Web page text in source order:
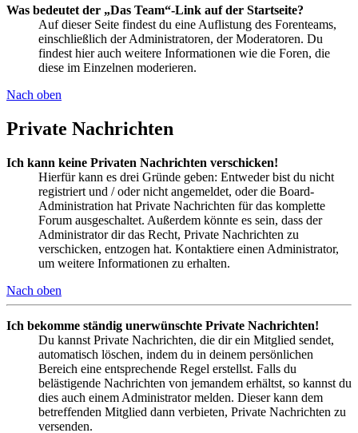
Was bedeutet der „Das Team“-Link auf der Startseite?
Auf dieser Seite findest du eine Auflistung des Forenteams,
einschließlich der Administratoren, der Moderatoren. Du
findest hier auch weitere Informationen wie die Foren, die
diese im Einzelnen moderieren.
Nach oben
Private Nachrichten
Ich kann keine Privaten Nachrichten verschicken!
Hierfür kann es drei Gründe geben: Entweder bist du nicht
registriert und / oder nicht angemeldet, oder die Board-
Administration hat Private Nachrichten für das komplette
Forum ausgeschaltet. Außerdem könnte es sein, dass der
Administrator dir das Recht, Private Nachrichten zu
verschicken, entzogen hat. Kontaktiere einen Administrator,
um weitere Informationen zu erhalten.
Nach oben
Ich bekomme ständig unerwünschte Private Nachrichten!
Du kannst Private Nachrichten, die dir ein Mitglied sendet,
automatisch löschen, indem du in deinem persönlichen
Bereich eine entsprechende Regel erstellst. Falls du
belästigende Nachrichten von jemandem erhältst, so kannst du
dies auch einem Administrator melden. Dieser kann dem
betreffenden Mitglied dann verbieten, Private Nachrichten zu
versenden.